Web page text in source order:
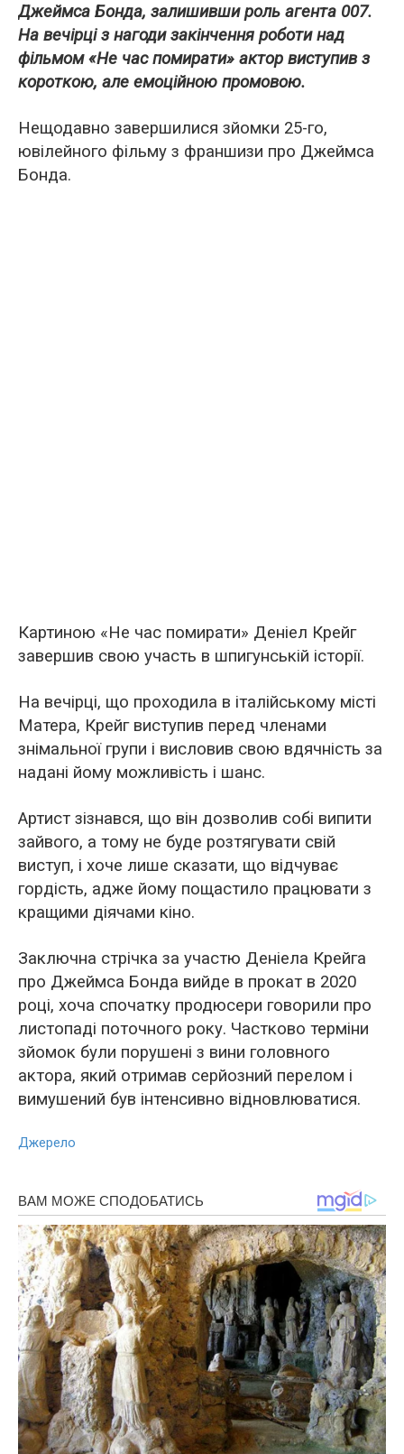
Джеймса Бонда, залишивши роль агента 007.
На вечірці з нагоди закінчення роботи над
фільмом «Не час помирати» актор виступив з
короткою, але емоційною промовою.
Нещодавно завершилися зйомки 25-го,
ювілейного фільму з франшизи про Джеймса
Бонда.
Картиною «Не час помирати» Деніел Крейг
завершив свою участь в шпигунській історії.
На вечірці, що проходила в італійському місті
Матера, Крейг виступив перед членами
знімальної групи і висловив свою вдячність за
надані йому можливість і шанс.
Артист зізнався, що він дозволив собі випити
зайвого, а тому не буде розтягувати свій
виступ, і хоче лише сказати, що відчуває
гордість, адже йому пощастило працювати з
кращими діячами кіно.
Заключна стрічка за участю Деніела Крейга
про Джеймса Бонда вийде в прокат в 2020
році, хоча спочатку продюсери говорили про
листопаді поточного року. Частково терміни
зйомок були порушені з вини головного
актора, який отримав серйозний перелом і
вимушений був інтенсивно відновлюватися.
Джерело